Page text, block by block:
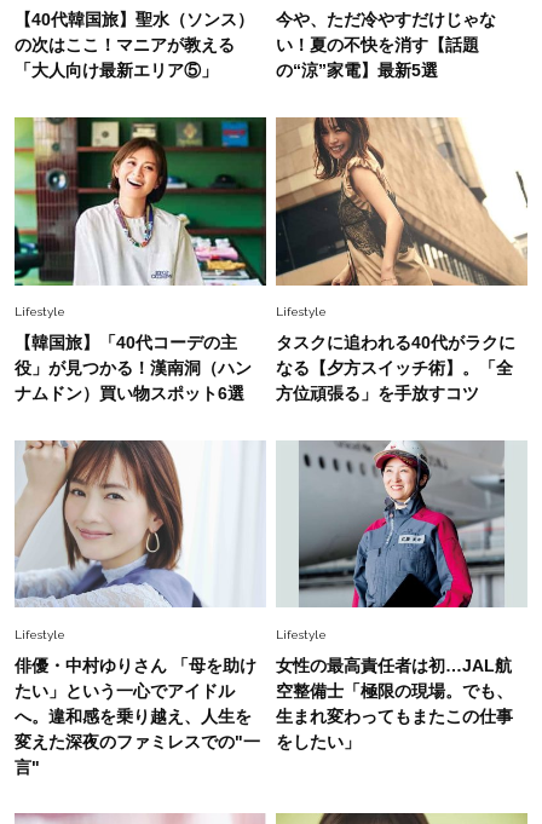
Fashion 2026.5.29
40代の夏通勤はこれ１着！「きちんと感」も
「オシャレ」も整うトレンドトップス〈4選〉
Fashion 2026.5.29
今、40代の「メガネ＆サングラス」のトレンド
に更新あり！“黒ぶち以外”が新定番に
Fashion 2026.8.5
旬着こなし3選。地味見え回避のコツは「バッグ
選び」！
Fashion 2026.7.31
いめハーフパンツでモードに昇華
Fashion
スタイリストが本気で推す！40代がほどよく華
やぐ【甘め黒アイテム】3選
【40代韓国旅】聖水（ソンス）
の次はここ！マニアが教える
「大人向け最新エリア⑤」
今や、ただ冷やすだけじゃな
い！夏の不快を消す【話題
の“涼”家電】最新5選
Lifestyle
【韓国旅】「40代コーデの主
役」が見つかる！漢南洞（ハン
ナムドン）買い物スポット6選
Lifestyle
タスクに追われる40代がラクに
なる【夕方スイッチ術】。「全
方位頑張る」を手放すコツ
Lifestyle
俳優・中村ゆりさん 「母を助け
たい」という一心でアイドル
へ。違和感を乗り越え、人生を
変えた深夜のファミレスでの"一
言"
Lifestyle
女性の最高責任者は初…JAL航
空整備士「極限の現場。でも、
生まれ変わってもまたこの仕事
をしたい」